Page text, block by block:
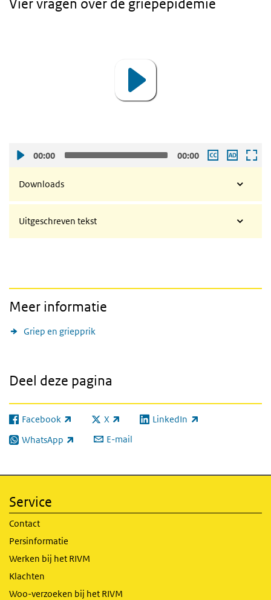
Vier vragen over de griepepidemie
00:00 00:00
Downloads
Uitgeschreven tekst
Meer informatie
Griep en griepprik
Deel deze pagina
Facebook
(externe link) X
(externe link) LinkedIn
(externe link)
WhatsApp
(externe link) E-mail
Service
Contact
Persinformatie
Werken bij het RIVM
Klachten
Woo-verzoeken bij het RIVM